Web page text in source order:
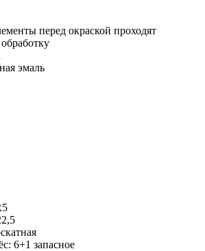
перед окраской проходят
эмаль
6+1 запасное